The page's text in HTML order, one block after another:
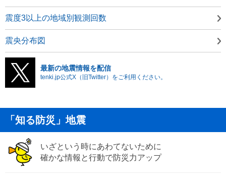
震度3以上の地域別観測回数
震央分布図
最新の地震情報を配信
tenki.jp公式X（旧Twitter）をご利用ください。
「知る防災」地震
いざという時にあわてないために
確かな情報と行動で防災力アップ